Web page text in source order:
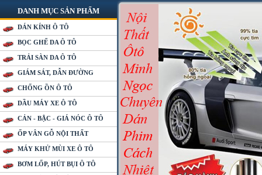
DANH MỤC SẢN PHẨM
DÁN KÍNH Ô TÔ
BỌC GHẾ DA Ô TÔ
TRẢI SÀN DA Ô TÔ
GIÁM SÁT, DẪN ĐƯỜNG
CHỐNG ỒN Ô TÔ
DẦU MÁY XE Ô TÔ
CẢN - BẬC - GIÁ NÓC Ô TÔ
ỐP VÂN GỖ NỘI THẤT
MÁY KHỬ MÙI XE Ô TÔ
BƠM LỐP, HÚT BỤI Ô TÔ